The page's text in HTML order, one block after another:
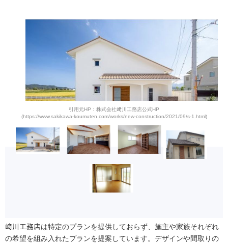
引用元HP：株式会社﨑川工務店公式HP
(https://www.sakikawa-koumuten.com/works/new-construction/2021/09/s-1.html)
﨑川工務店は特定のプランを提供しておらず、施主や家族それぞれ
の希望を組み入れたプランを提案しています。デザインや間取りの